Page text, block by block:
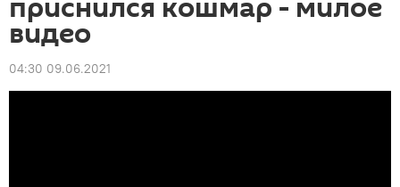
приснился кошмар - милое
видео
04:30 09.06.2021